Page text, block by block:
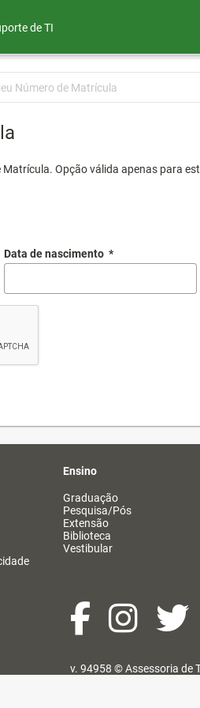
de TI
Número de Matrícula
Opção válida apenas para
Data de nascimento *
Ensino
Graduação
Pesquisa/Pós
Extensão
Biblioteca
Vestibular
v. 94958 ©Assessoria de